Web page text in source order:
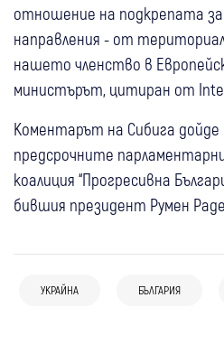
отношение на подкрепата за
направления - от
нашето членство в
министърът, цитиран от
Коментарът на Сибига дойде
предсрочните
коалиция “Прогресивна
бившия президент Румен
УКРАЙНА БЪЛГАРИЯ
Йотова: Държавата
подпомогне
и антидрон системи
Украйна увери, че не е
водена от Русия, като
България 08 авг